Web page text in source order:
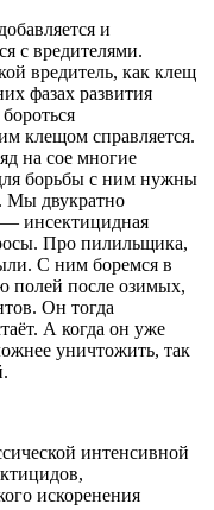
и
с вредителями.
вредитель, как клещ
фазах развития
клещом справляется.
на сое многие
борьбы с ним нужны
Мы двукратно
— инсектицидная
Про пилильщика,
С ним боремся в
полей после озимых,
Он тогда
А когда он уже
уничтожить, так
интенсивной
искоренения